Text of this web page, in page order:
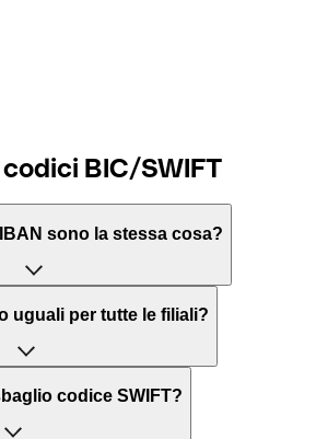
BIC/SWIFT
sono la stessa cosa?
per “Society for Worldwide
pagamenti tra diversi Paesi.
“Bank Identifier Code” ed è una
uguali per tutte le filiali?
In alcuni casi le banche utilizzano
codice SWIFT?